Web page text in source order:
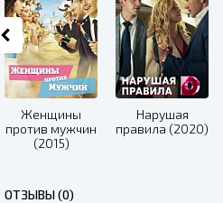
Женщины
против мужчин
(2015)
Нарушая
правила (2020)
ОТЗЫВЫ (0)